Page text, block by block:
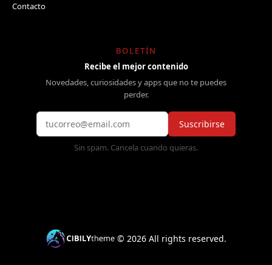
Contacto
BOLETÍN
Recibe el mejor contenido
Novedades, curiosidades y apps que no te puedes
perder.
Suscribirse
Sin spam. Cancela cuando quieras.
©2026 All rights reserved.